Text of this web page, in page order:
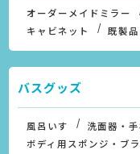
オーダーメイドミラー
キャビネット
既製品
バスグッズ
風呂いす 洗面器・
ボディ用スポンジ・ブ